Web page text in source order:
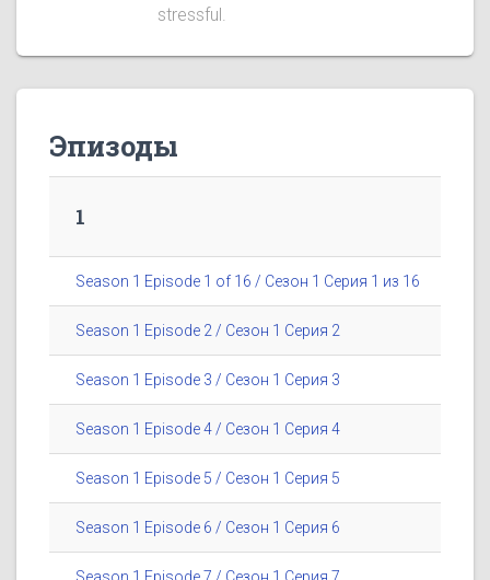
stressful.
Эпизоды
1
Season 1 Episode 1 of 16 / Сезон 1 Серия 1 из 16
Season 1 Episode 2 / Сезон 1 Серия 2
Season 1 Episode 3 / Сезон 1 Серия 3
Season 1 Episode 4 / Сезон 1 Серия 4
Season 1 Episode 5 / Сезон 1 Серия 5
Season 1 Episode 6 / Сезон 1 Серия 6